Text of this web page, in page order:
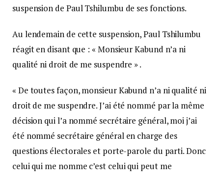
suspension de Paul Tshilumbu de ses fonctions.
Au lendemain de cette suspension, Paul Tshilumbu
réagit en disant que : « Monsieur Kabund n’a ni
qualité ni droit de me suspendre » .
« De toutes façon, monsieur Kabund n’a ni qualité ni
droit de me suspendre. J’ai été nommé par la même
décision qui l’a nommé secrétaire général, moi j’ai
été nommé secrétaire général en charge des
questions électorales et porte-parole du parti. Donc
celui qui me nomme c’est celui qui peut me